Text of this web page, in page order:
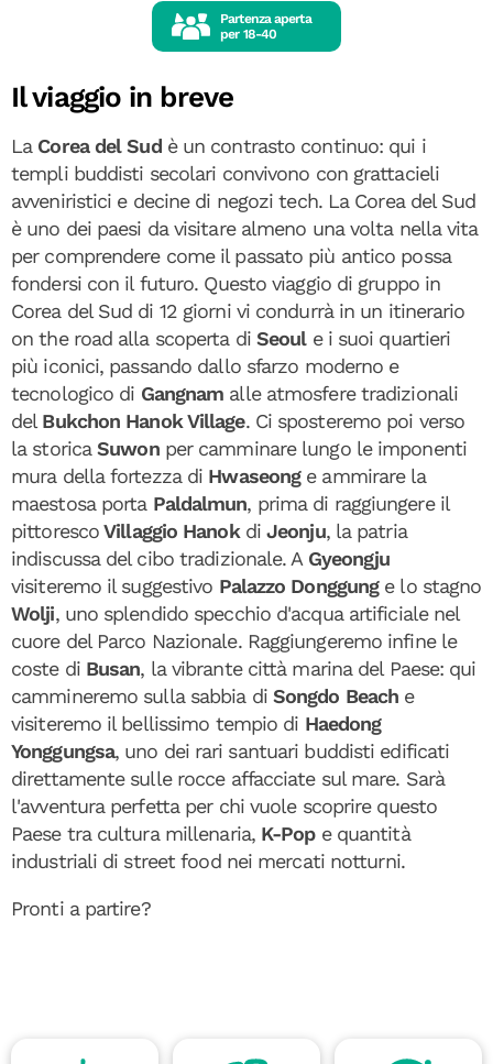
Partenza aperta
per 18-40
Il viaggio in breve
La Corea del Sudè un contrasto continuo: qui i
templi buddisti secolari convivono con grattacieli
avveniristici e decine di negozi tech. La Corea del Sud
è uno dei paesi da visitare almeno una volta nella vita
per comprendere come il passato più antico possa
fondersi con il futuro. Questo viaggio di gruppo in
Corea del Sud di 12 giorni vi condurrà in un itinerario
on the road alla scoperta di Seoule i suoi quartieri
più iconici, passando dallo sfarzo moderno e
tecnologico di Gangnam alle atmosfere tradizionali
del Bukchon Hanok Village. Ci sposteremo poi verso
la storicaSuwon per camminare lungo le imponenti
mura della fortezza di Hwaseonge ammirare la
maestosa porta Paldalmun, prima di raggiungere il
pittorescoVillaggio HanokdiJeonju, la patria
indiscussa del cibo tradizionale. A Gyeongju
visiteremo il suggestivo Palazzo Donggunge lo stagno
Wolji, uno splendido specchio d'acqua artificiale nel
cuore del Parco Nazionale. Raggiungeremo infine le
coste di Busan, la vibrante città marina del Paese: qui
cammineremo sulla sabbia di Songdo Beach e
visiteremo il bellissimo tempio di Haedong
Yonggungsa, uno dei rari santuari buddisti edificati
direttamente sulle rocce affacciate sul mare. Sarà
l'avventura perfetta per chi vuole scoprire questo
Paese tra cultura millenaria, K-Pop e quantità
industriali di street food nei mercati notturni.
Pronti a partire?